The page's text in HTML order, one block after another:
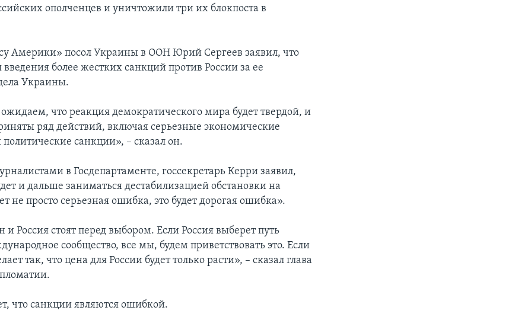
ополченцев и уничтожили три их блокпоста в
Америки» посол Украины в ООН Юрий Сергеев заявил, что
введения более жестких санкций против России за ее
Украины.
что реакция демократического мира будет твердой, и
ряд действий, включая серьезные экономические
санкции», – сказал он.
в Госдепартаменте, госсекретарь Керри заявил,
и дальше заниматься дестабилизацией обстановки на
не просто серьезная ошибка, это будет дорогая ошибка».
Россия стоят перед выбором. Если Россия выберет путь
сообщество, все мы, будем приветствовать это. Если
так, что цена для России будет только расти», – сказал глава
что санкции являются ошибкой.